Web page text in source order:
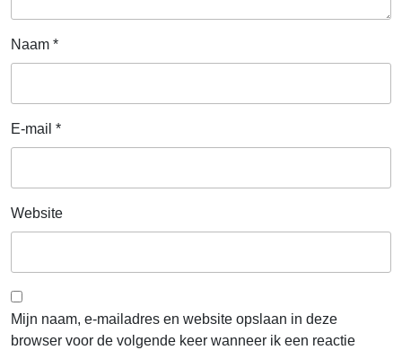
Naam *
E-mail *
Website
Mijn naam, e-mailadres en website opslaan in deze
browser voor de volgende keer wanneer ik een reactie